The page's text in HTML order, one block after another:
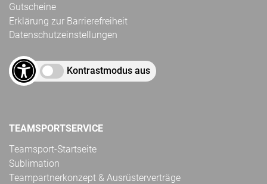
Gutscheine
Erklärung zur Barrierefreiheit
Datenschutzeinstellungen
Kontrastmodus aus
TEAMSPORTSERVICE
Teamsport-Startseite
Sublimation
Teampartnerkonzept & Ausrüsterverträge